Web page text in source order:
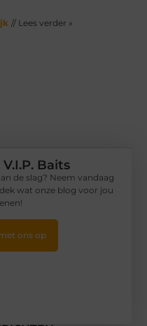
// Lees verder »
Baits
de slag? Neem vandaag
wat onze blog voor jou
ons op